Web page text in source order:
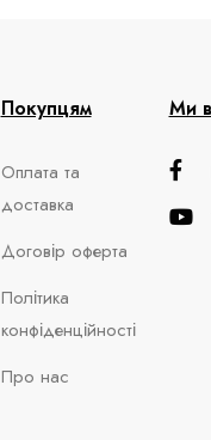
Покупцям
Оплата та
доставка
Договір оферта
Політика
конфіденційності
Про нас
Ми